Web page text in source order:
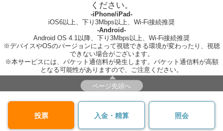
ください。
-iPhone/iPad-
iOS6以上、下り3Mbps以上、Wi-Fi接続推奨
-Android-
Android OS 4.1以降、下り3Mbps以上、Wi-Fi接続推奨
※デバイスやOSのバージョンによって視聴できる環境が変わったり、視聴
できない場合がございます。
※本サービスには、パケット通信料が発生します。パケット通信料が高額
となる可能性がありますので、ご注意ください。
ページ先頭へ
投票 入金・精算 照会